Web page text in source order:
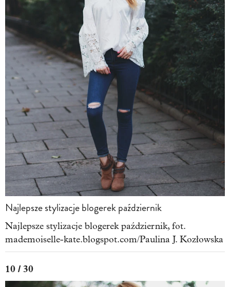
Najlepsze stylizacje blogerek październik
Najlepsze stylizacje blogerek październik, fot.
mademoiselle-kate.blogspot.com/Paulina J. Kozłowska
10 / 30